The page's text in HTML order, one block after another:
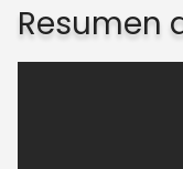
Resumen